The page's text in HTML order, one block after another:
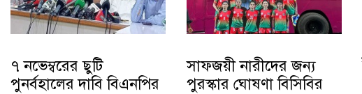
৭ নভেম্বরের ছুটি
পুনর্বহালের দাবি বিএনপির
সাফজয়ী নারীদের জন্য
পুরস্কার ঘোষণা বিসিবির